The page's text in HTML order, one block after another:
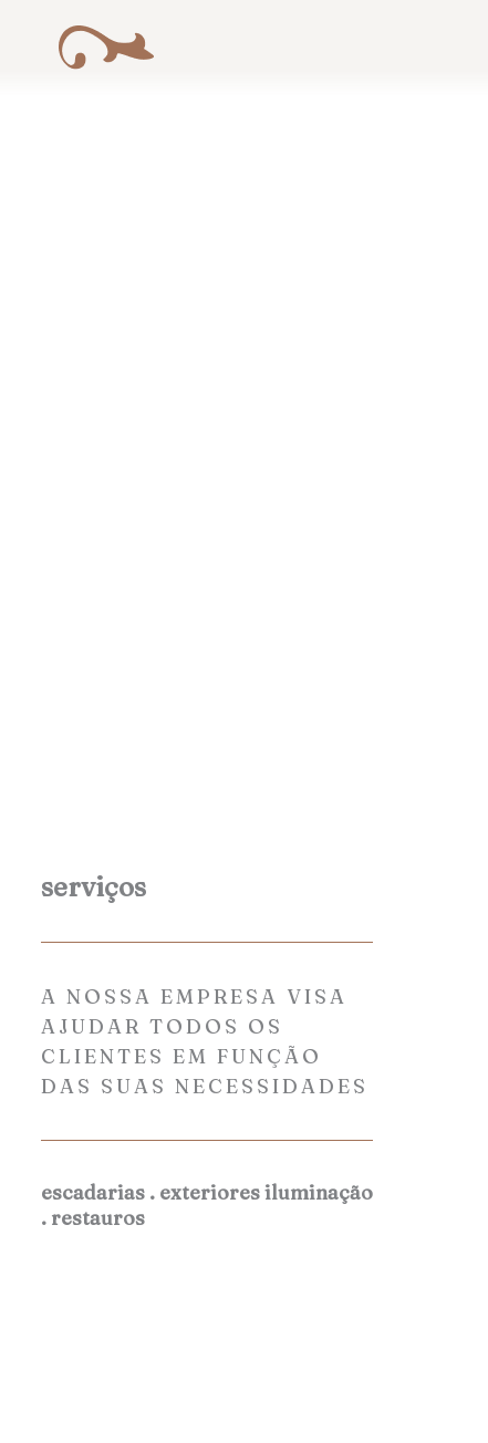
serviços
A NOSSA EMPRESA VISA
AJUDAR TODOS OS
CLIENTES EM FUNÇÃO
DAS SUAS NECESSIDADES
escadarias . exteriores iluminação
. restauros